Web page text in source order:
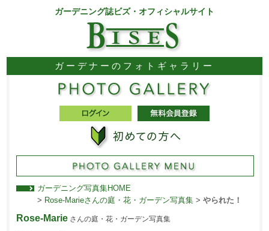
ガーデニング誌ビズ・オフィシャルサイト
ガーデナーのフォトギャラリー
ガーデニング写真集HOME
> Rose-Marieさんの庭・花・ガーデン写真集> やられた！
Rose-Marieさんの庭・花・ガーデン写真集